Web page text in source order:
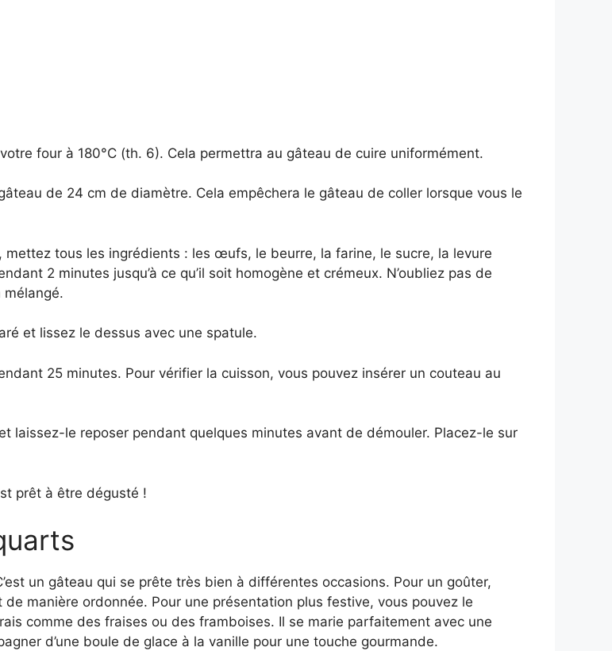
four à 180°C (th. 6). Cela permettra au gâteau de cuire uniformément.
de 24 cm de diamètre. Cela empêchera le gâteau de coller lorsque vous le
mettez tous les ingrédients : les œufs, le beurre, la farine, le sucre, la levure
2 minutes jusqu’à ce qu’il soit homogène et crémeux. N’oubliez pas de
et lissez le dessus avec une spatule.
25 minutes. Pour vérifier la cuisson, vous pouvez insérer un couteau au
laissez-le reposer pendant quelques minutes avant de démouler. Placez-le sur
prêt à être dégusté !
un gâteau qui se prête très bien à différentes occasions. Pour un goûter,
manière ordonnée. Pour une présentation plus festive, vous pouvez le
comme des fraises ou des framboises. Il se marie parfaitement avec une
d’une boule de glace à la vanille pour une touche gourmande.